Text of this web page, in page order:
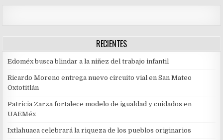
RECIENTES
Edoméx busca blindar a la niñez del trabajo infantil
Ricardo Moreno entrega nuevo circuito vial en San Mateo
Oxtotitlán
Patricia Zarza fortalece modelo de igualdad y cuidados en
UAEMéx
Ixtlahuaca celebrará la riqueza de los pueblos originarios